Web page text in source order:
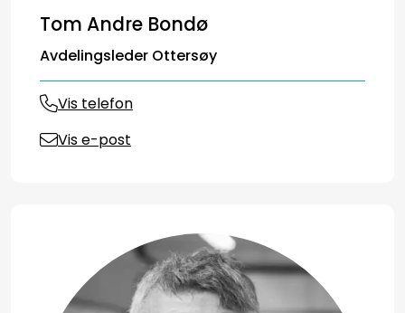
Tom Andre Bondø
Avdelingsleder Ottersøy
Vis telefon
Vis e-post